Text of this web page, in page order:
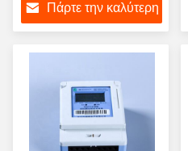
Ενέργειας μας, Πρότυπο
GB/T17215.321-2008
Πάρτε την καλύτερη